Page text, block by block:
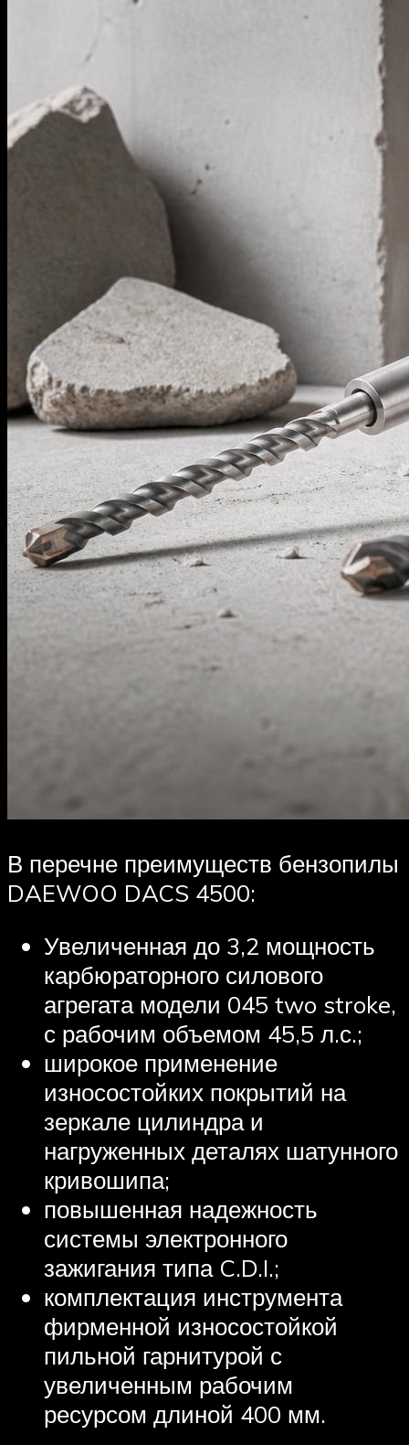
В перечне преимуществ бензопилы
DAEWOO DACS 4500:
Увеличенная до 3,2 мощность
карбюраторного силового
агрегата модели 045 two stroke,
с рабочим объемом 45,5 л.с.;
широкое применение
износостойких покрытий на
зеркале цилиндра и
нагруженных деталях шатунного
кривошипа;
повышенная надежность
системы электронного
зажигания типа C.D.I.;
комплектация инструмента
фирменной износостойкой
пильной гарнитурой с
увеличенным рабочим
ресурсом длиной 400 мм.